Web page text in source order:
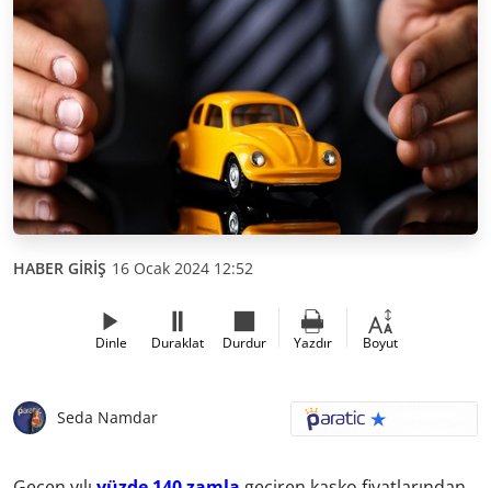
HABER GİRİŞ 16 Ocak 2024 12:52
Dinle Duraklat Durdur Yazdır Boyut
Seda Namdar